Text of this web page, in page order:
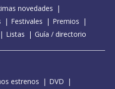
novedades
Festivales
Premios
Listas Guía / directorio
estrenos
DVD